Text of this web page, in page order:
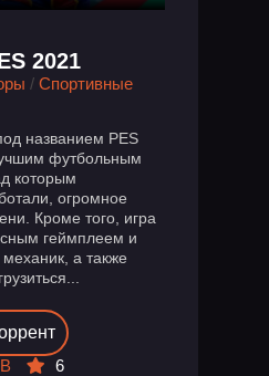
2021
/ Спортивные
названием PES
футбольным
которым
огромное
Кроме того, игра
геймплеем и
а также
6